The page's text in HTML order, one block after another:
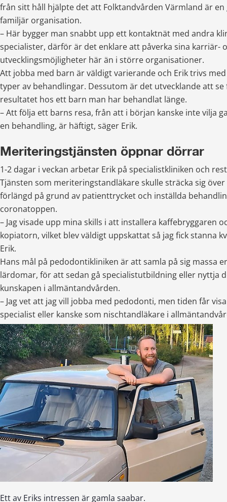
från sitt håll hjälpte det att Folktandvården Värmland är en
familjär organisation.
– Här bygger man snabbt upp ett kontaktnät med andra
specialister, därför är det enklare att påverka sina karriär-
utvecklingsmöjligheter här än i större organisationer.
Att jobba med barn är väldigt varierande och Erik trivs
typer av behandlingar. Dessutom är det utvecklande att
resultatet hos ett barn man har behandlat länge.
– Att följa ett barns resa, från att i början kanske inte vilja
en behandling, är häftigt, säger Erik.
Meriteringstjänsten öppnar dörrar
1-2 dagar i veckan arbetar Erik på specialistkliniken och
Tjänsten som meriteringstandläkare skulle sträcka sig
förlängd på grund av patienttrycket och inställda
coronatoppen.
– Jag visade upp mina skills i att installera kaffebryggaren
kopiatorn, vilket blev väldigt uppskattat så jag fick stanna
Erik.
Hans mål på pedodontikliniken är att samla på sig massa
lärdomar, för att sedan gå specialistutbildning eller nyttja
kunskapen i allmäntandvården.
– Jag vet att jag vill jobba med pedodonti, men tiden får
specialist eller kanske som nischtandläkare i
Ett av Eriks intressen är gamla saabar.